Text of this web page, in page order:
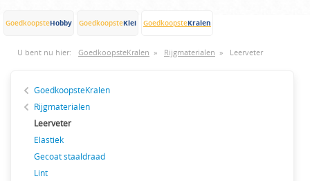
GoedkoopsteHobby GoedkoopsteKlei GoedkoopsteKralen
U bent nu hier: GoedkoopsteKralen » Rijgmaterialen » Leerveter
GoedkoopsteKralen
Rijgmaterialen
Leerveter
Elastiek
Gecoat staaldraad
Lint